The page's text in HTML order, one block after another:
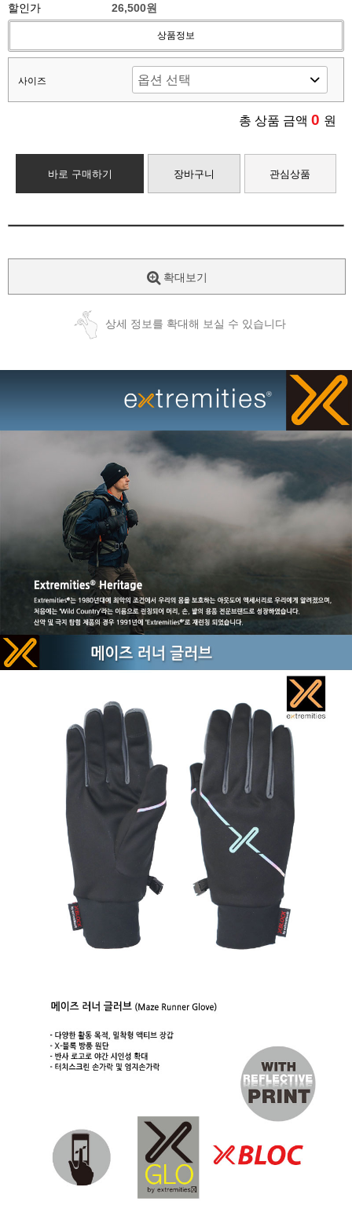
할인가
26,500원
상품정보
사이즈
총 상품 금액 0 원
바로 구매하기 장바구니 관심상품
확대보기
상세 정보를 확대해 보실 수 있습니다